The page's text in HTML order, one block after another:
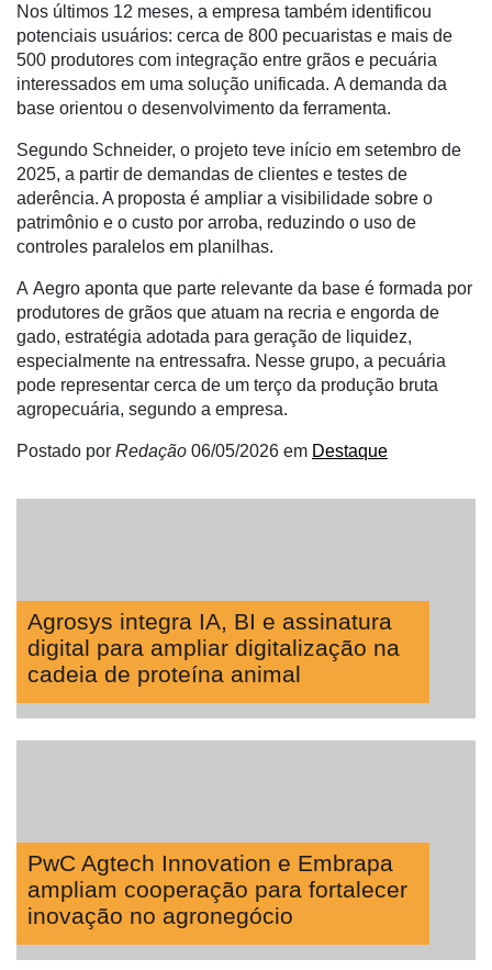
Agenda
Agricultura
de
Precisão
Automação
e
Robótica
Conectividade
Dados
e
Análise
E-
Commerce
da
Vertical
Tecnologia
para
Recursos
Hídricos
Néctar
Tecprime
Agro
Lean
Nos últimos 12 meses, a empresa também identificou
potenciais usuários: cerca de 800 pecuaristas e mais de
500 produtores com integração entre grãos e pecuária
interessados em uma solução unificada. A demanda da
base orientou o desenvolvimento da ferramenta.
Segundo Schneider, o projeto teve início em setembro de
2025, a partir de demandas de clientes e testes de
aderência. A proposta é ampliar a visibilidade sobre o
patrimônio e o custo por arroba, reduzindo o uso de
controles paralelos em planilhas.
A Aegro aponta que parte relevante da base é formada por
produtores de grãos que atuam na recria e engorda de
gado, estratégia adotada para geração de liquidez,
especialmente na entressafra. Nesse grupo, a pecuária
pode representar cerca de um terço da produção bruta
agropecuária, segundo a empresa.
Postado por Redação 06/05/2026 em Destaque
Agrosys integra IA, BI e assinatura
digital para ampliar digitalização na
cadeia de proteína animal
PwC Agtech Innovation e Embrapa
ampliam cooperação para fortalecer
inovação no agronegócio